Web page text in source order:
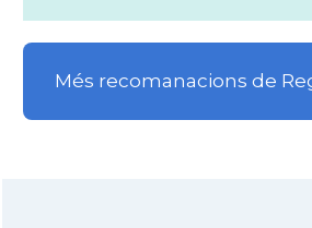
Més recomanacions de